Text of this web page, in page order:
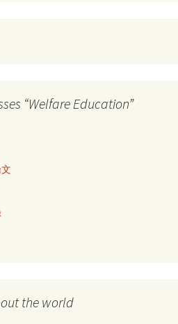
“Welfare Education”
the world